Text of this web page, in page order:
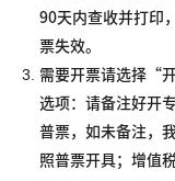
90天内查收并打印
票失效。
3. 需要开票请选择“
选项：请备注好开
普票，如未备注，
照普票开具；增值